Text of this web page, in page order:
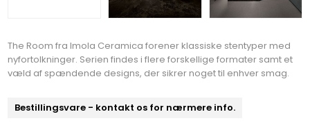
The Room fra Imola Ceramica forener klassiske stentyper med
nyfortolkninger. Serien findes i flere forskellige formater samt et
væld af spændende designs, der sikrer noget til enhver smag.
Bestillingsvare - kontakt os for nærmere info.